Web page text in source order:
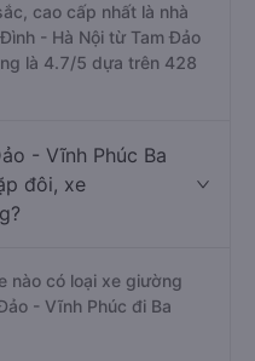
cao cấp nhất là nhà
- Hà Nội từ Tam Đảo
là 4.7/5 dựa trên 428
- Vĩnh Phúc Ba
đôi, xe
nào có loại xe giường
- Vĩnh Phúc đi Ba